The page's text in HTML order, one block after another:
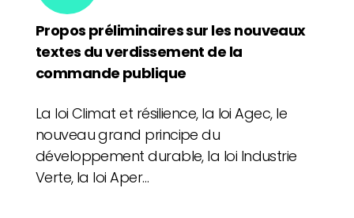
Propos préliminaires sur les nouveaux
textes du verdissement de la
commande publique
La loi Climat et résilience, la loi Agec, le
nouveau grand principe du
développement durable, la loi Industrie
Verte, la loi Aper…